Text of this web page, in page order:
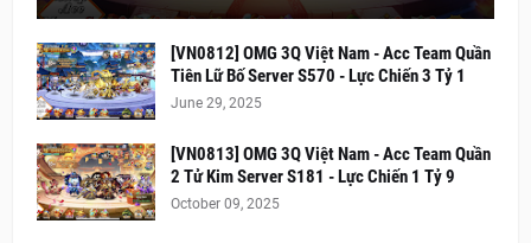
[VN0812] OMG 3Q Việt Nam - Acc Team Quần
Tiên Lữ Bố Server S570 - Lực Chiến 3 Tỷ 1
June 29, 2025
[VN0813] OMG 3Q Việt Nam - Acc Team Quần
2 Tử Kim Server S181 - Lực Chiến 1 Tỷ 9
October 09, 2025